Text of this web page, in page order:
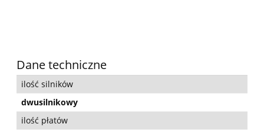
Dane techniczne
ilość silników
dwusilnikowy
ilość płatów